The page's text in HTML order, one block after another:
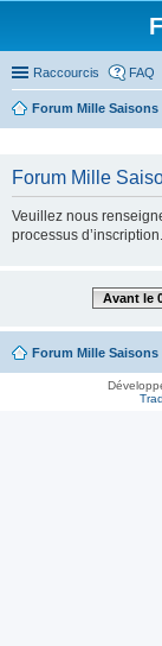
Raccourcis FAQ
Forum Mille Saisons
Forum Mille
Veuillez nous
processus d’inscription.
Avant le
Forum Mille Saisons